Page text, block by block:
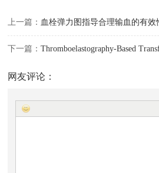
上一篇： 血栓弹力图指导合理输血的有效性
下一篇：Thromboelastography-Based Transfusion Algorithm Reduces Blood
网友评论：